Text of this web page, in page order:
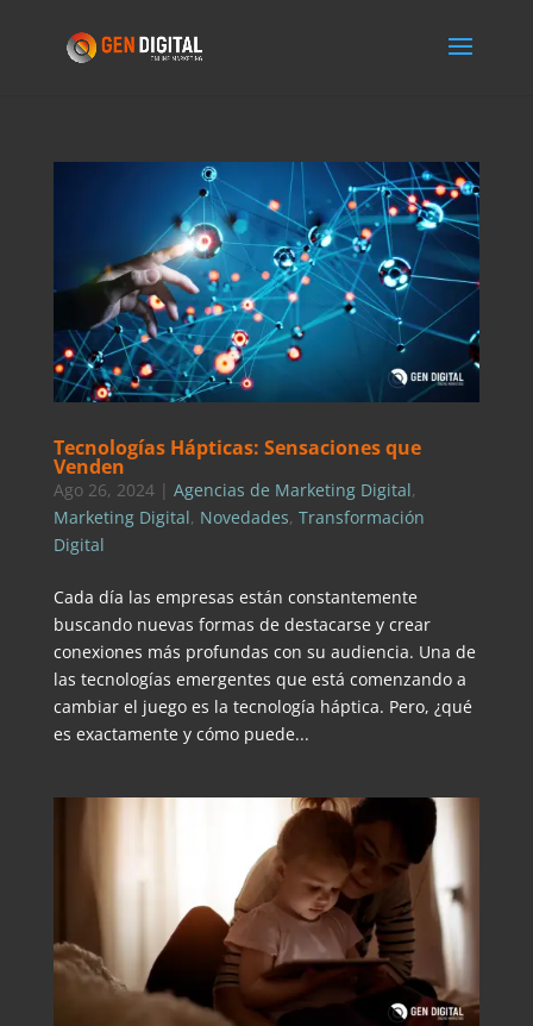
Tecnologías Hápticas: Sensaciones que
Venden
Ago 26, 2024| Agencias de Marketing Digital,
Marketing Digital, Novedades, Transformación
Digital
Cada día las empresas están constantemente
buscando nuevas formas de destacarse y crear
conexiones más profundas con su audiencia. Una de
las tecnologías emergentes que está comenzando a
cambiar el juego es la tecnología háptica. Pero, ¿qué
es exactamente y cómo puede...